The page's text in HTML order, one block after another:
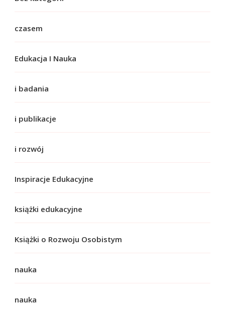
czasem
Edukacja I Nauka
i badania
i publikacje
i rozwój
Inspiracje Edukacyjne
książki edukacyjne
Książki o Rozwoju Osobistym
nauka
nauka